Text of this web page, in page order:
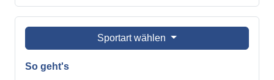
Sportart wählen
So geht's